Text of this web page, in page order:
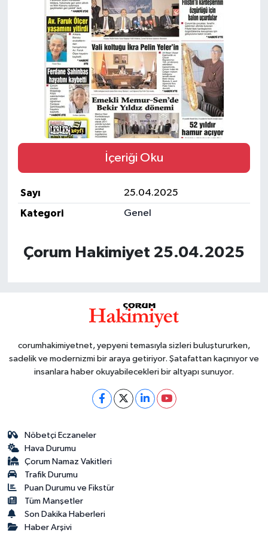
İçeriği Oku
Sayı
25.04.2025
Kategori
Genel
Çorum Hakimiyet 25.04.2025
corumhakimiyetnet, yepyeni temasıyla sizleri buluştururken,
sadelik ve modernizmi bir araya getiriyor. Şatafattan kaçınıyor ve
insanlara haber okuyabilecekleri bir altyapı sunuyor.
Nöbetçi Eczaneler
Hava Durumu
Çorum Namaz Vakitleri
Trafik Durumu
Puan Durumu ve Fikstür
Tüm Manşetler
Son Dakika Haberleri
Haber Arşivi
İLÇELER
OTOPARK
TEKNOLOJİ